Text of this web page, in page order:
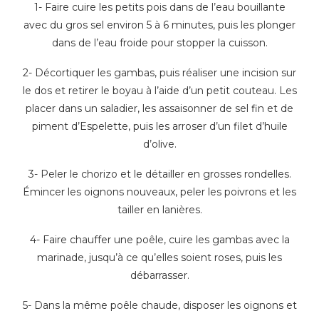
1- Faire cuire les petits pois dans de l’eau bouillante
avec du gros sel environ 5 à 6 minutes, puis les plonger
dans de l’eau froide pour stopper la cuisson.
2- Décortiquer les gambas, puis réaliser une incision sur
le dos et retirer le boyau à l’aide d’un petit couteau. Les
placer dans un saladier, les assaisonner de sel fin et de
piment d’Espelette, puis les arroser d’un filet d’huile
d’olive.
3- Peler le chorizo et le détailler en grosses rondelles.
Émincer les oignons nouveaux, peler les poivrons et les
tailler en lanières.
4- Faire chauffer une poêle, cuire les gambas avec la
marinade, jusqu’à ce qu’elles soient roses, puis les
débarrasser.
5- Dans la même poêle chaude, disposer les oignons et